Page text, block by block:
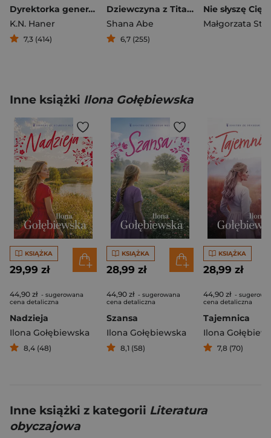
Dyrektorka generalna
K.N. Haner
7,3 (414)
Dziewczyna z Titanica
Shana Abe
6,7 (255)
Małgorzata
Inne książki Ilona Gołębiewska
KSIĄŻKA
29,99 zł
44,90 zł - sugerowana
cena detaliczna
Nadzieja
Ilona Gołębiewska
8,4 (48)
KSIĄŻKA
28,99 zł
44,90 zł - sugerowana
cena detaliczna
Szansa
Ilona Gołębiewska
8,1 (58)
KSIĄŻKA
28,99 zł
44,90 zł -
cena detaliczna
Tajemnica
Ilona
7,8 (70)
Inne książki z kategorii Literatura
obyczajowa